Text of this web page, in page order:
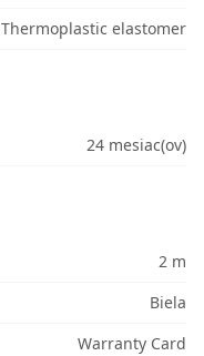
Thermoplastic elastomer
24 mesiac(ov)
2 m
Biela
Warranty Card